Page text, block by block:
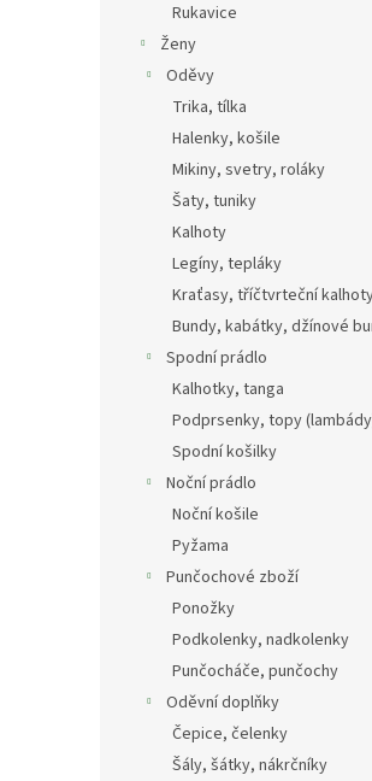
Rukavice
Ženy
Oděvy
Trika, tílka
Halenky, košile
Mikiny, svetry, roláky
Šaty, tuniky
Kalhoty
Legíny, tepláky
Kraťasy, tříčtvrteční
Bundy, kabátky, džínové
Spodní prádlo
Kalhotky, tanga
Podprsenky, topy
Spodní košilky
Noční prádlo
Noční košile
Pyžama
Punčochové zboží
Ponožky
Podkolenky, nadkolenky
Punčocháče, punčochy
Oděvní doplňky
Čepice, čelenky
Šály, šátky, nákrčníky